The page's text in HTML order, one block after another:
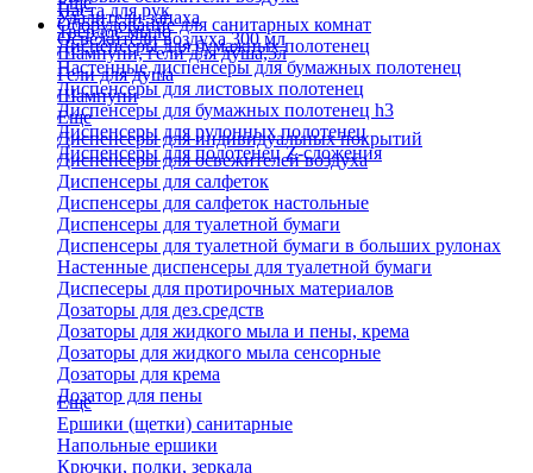
Паста для рук
Твердое мыло
Шампуни, гели для душа,5л
Гели для душа
Шампуни
Удалители запаха
Освежители воздуха 300 мл
Оборудование для санитарных комнат
Диспенсеры для бумажных полотенец
Настенные диспенсеры для бумажных полотенец
Диспенсеры для листовых полотенец
Диспенсеры для бумажных полотенец h3
Диспенсеры для рулонных полотенец
Диспенсеры для полотенец Z-сложения
Еще
Диспенсеры для индивидуальных покрытий
Диспенсеры для освежителей воздуха
Диспенсеры для салфеток
Диспенсеры для салфеток настольные
Диспенсеры для туалетной бумаги
Диспенсеры для туалетной бумаги в больших рулонах
Настенные диспенсеры для туалетной бумаги
Диспесеры для протирочных материалов
Дозаторы для дез.средств
Дозаторы для жидкого мыла и пены, крема
Дозаторы для жидкого мыла сенсорные
Дозаторы для крема
Дозатор для пены
Еще
Ершики (щетки) санитарные
Напольные ершики
Крючки, полки, зеркала